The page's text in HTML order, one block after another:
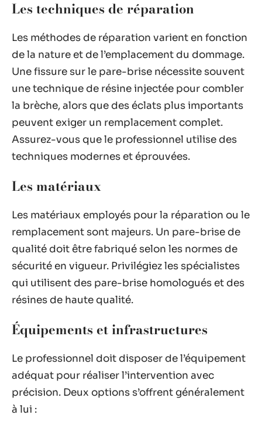
Les techniques de réparation
Les méthodes de réparation varient en fonction
de la nature et de l’emplacement du dommage.
Une fissure sur le pare-brise nécessite souvent
une technique de résine injectée pour combler
la brèche, alors que des éclats plus importants
peuvent exiger un remplacement complet.
Assurez-vous que le professionnel utilise des
techniques modernes et éprouvées.
Les matériaux
Les matériaux employés pour la réparation ou le
remplacement sont majeurs. Un pare-brise de
qualité doit être fabriqué selon les normes de
sécurité en vigueur. Privilégiez les spécialistes
qui utilisent des pare-brise homologués et des
résines de haute qualité.
Équipements et infrastructures
Le professionnel doit disposer de l’équipement
adéquat pour réaliser l’intervention avec
précision. Deux options s’offrent généralement
à lui :